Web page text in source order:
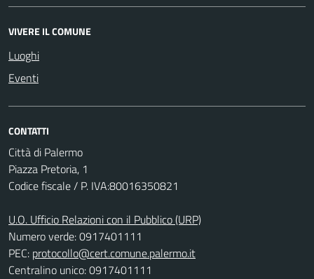
VIVERE IL COMUNE
Luoghi
Eventi
CONTATTI
Città di Palermo
Piazza Pretoria, 1
Codice fiscale / P. IVA:80016350821
U.O. Ufficio Relazioni con il Pubblico (URP)
Numero verde: 0917401111
PEC: protocollo@cert.comune.palermo.it
Centralino unico: 0917401111